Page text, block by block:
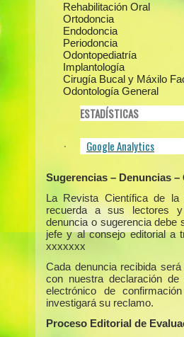
Rehabilitación Oral
Ortodoncia
Endodoncia
Periodoncia
Odontopediatría
Implantología
Cirugía Bucal y Máxilo
Odontología General
ESTADÍSTICAS
· Google Analytics
Sugerencias – Denuncias
La Revista Científica de la
recuerda a sus lectores y
denuncia o sugerencia debe
jefe y al consejo editorial a
xxxxxxx
Cada denuncia recibida
con nuestra declaración
electrónico de
investigará su reclamo.
Proceso Editorial de